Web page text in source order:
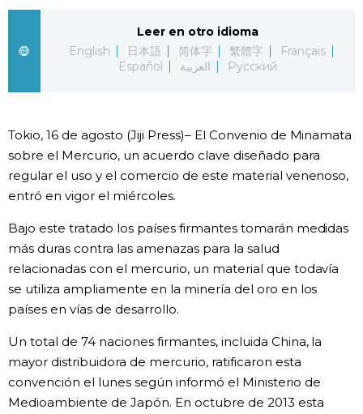
العربية
Русский
Sociedad
Cultura
Vida
Guía de Japón
Vídeos e imágenes
En profundidad
Más
Noticias official SNS
Leer en otro idioma
English
日本語 简体字 繁體字
Français
Español
العربية Русский
Tokio, 16 de agosto (Jiji Press)– El Convenio de Minamata
sobre el Mercurio, un acuerdo clave diseñado para
regular el uso y el comercio de este material venenoso,
entró en vigor el miércoles.
Bajo este tratado los países firmantes tomarán medidas
más duras contra las amenazas para la salud
relacionadas con el mercurio, un material que todavía
se utiliza ampliamente en la minería del oro en los
países en vías de desarrollo.
Un total de 74 naciones firmantes, incluida China, la
mayor distribuidora de mercurio, ratificaron esta
convención el lunes según informó el Ministerio de
Medioambiente de Japón. En octubre de 2013 esta